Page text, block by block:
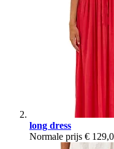
long dress
Normale prijs €